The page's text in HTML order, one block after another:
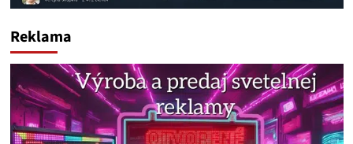
Reklama